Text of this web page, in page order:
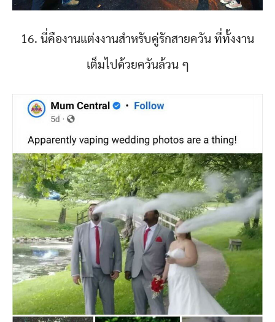
16. นี่คืองานแต่งงานสำหรับคู่รักสายควัน ที่ทั้งงาน
เต็มไปด้วยควันล้วน ๆ